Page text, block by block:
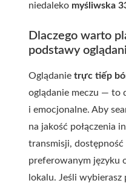
niedaleko myśliwska
Dlaczego warto
podstawy
Oglądanie trực tiếp
oglądanie meczu — to
i emocjonalne. Aby
na jakość połączenia
transmisji,
preferowanym języku
lokalu. Jeśli